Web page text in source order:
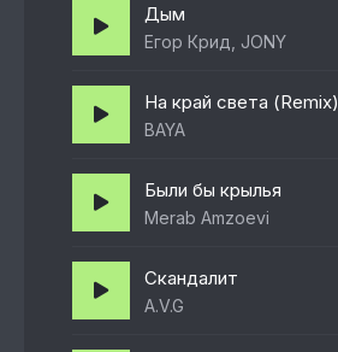
Дым
Егор Крид, JONY
На край света (Remix)
BAYA
Были бы крылья
Merab Amzoevi
Скандалит
A.V.G